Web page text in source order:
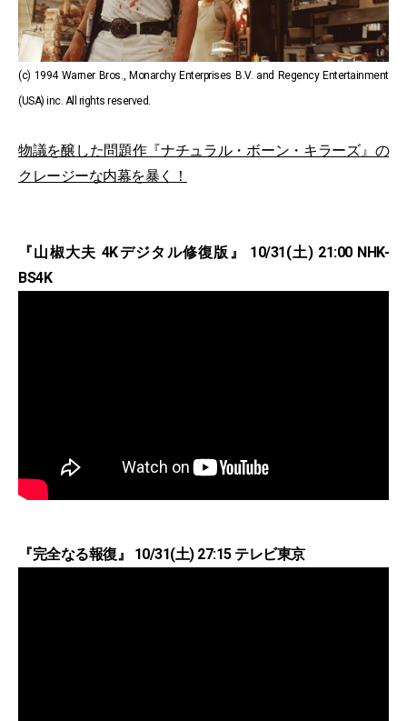
(c) 1994 Warner Bros., Monarchy Enterprises B.V. and Regency Entertainment
(USA) inc. All rights reserved.
物議を醸した問題作『ナチュラル・ボーン・キラーズ』の
クレージーな内幕を暴く！
『山椒大夫 4Kデジタル修復版』 10/31(土) 21:00 NHK-
BS4K
『完全なる報復』 10/31(土) 27:15 テレビ東京